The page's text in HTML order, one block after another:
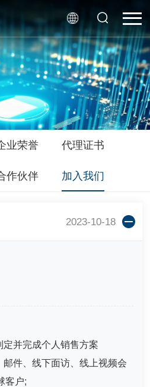
业荣誉 代理证书
作伙伴 加入我们
2023-10-18
并完成个人销售方案
件、线下面访、线上视频会
客户;